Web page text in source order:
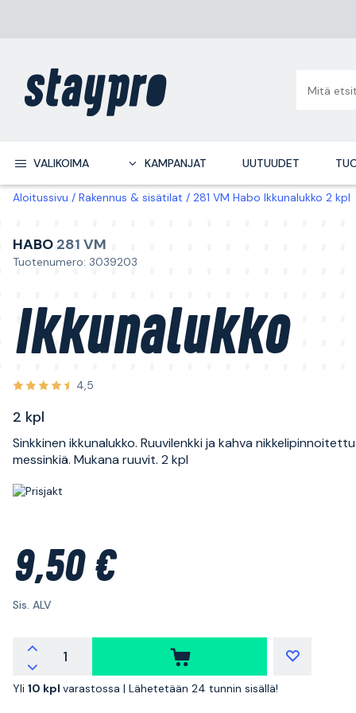
VALIKOIMA KAMPANJAT UUTUUDET
Aloitussivu Rakennus & sisätilat 281 VM Habo Ikkunalukko 2 kpl
HABO 281 VM
Tuotenumero: 3039203
Ikkunalukko
4,5
2 kpl
Sinkkinen ikkunalukko. Ruuvilenkki ja kahva
messinkiä. Mukana ruuvit. 2 kpl
9,50 €
Sis. ALV
Yli 10 kpl varastossa | Lähetetään 24 tunnin sisällä!